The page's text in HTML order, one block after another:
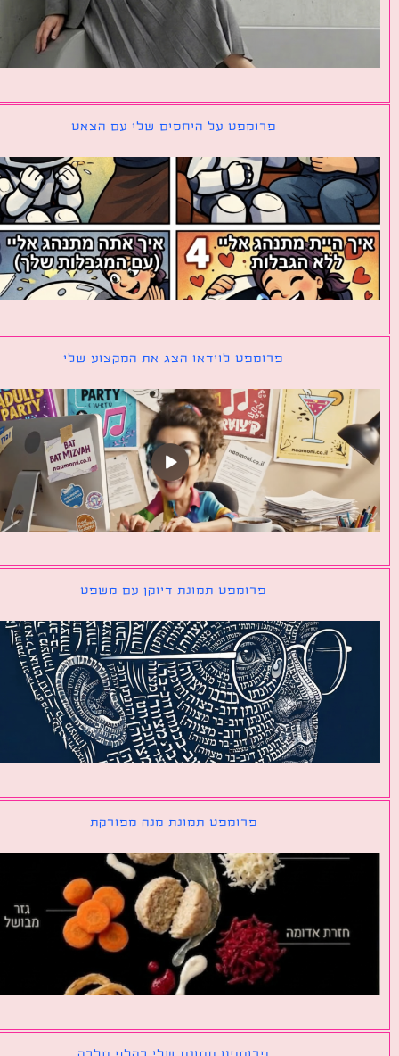
פרומפט על היחסים שלי עם הצאט
פרומפט לוידאו הצג את המקצוע שלי
פרומפט תמונת דיוקן עם משפט
פרומפט תמונת מנה מפורקת